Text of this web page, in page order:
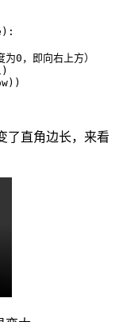
0，即向右上方）
了直角边长，来看